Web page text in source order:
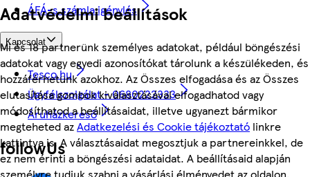
Adatvédelmi beállítások
Mi és 18 partnerünk személyes adatokat, például böngészési
adatokat vagy egyedi azonosítókat tárolunk a készülékeden, és
hozzáférhetünk azokhoz. Az Összes elfogadása és az Összes
elutasítása gombok kiválasztásával elfogadhatod vagy
módosíthatod a beállításaidat, illetve ugyanezt bármikor
megteheted azAdatkezelési és Cookie tájékoztató linkre
kattintva is. A választásaidat megosztjuk a partnereinkkel, de
ez nem érinti a böngészési adataidat. A beállításaid alapján
személyre tudjuk szabni a vásárlási élményedet az oldalon.
ÁFÁ-s számla igénylés
Kapcsolat
Tesco.hu
Ügyfélszolgálat - 0680222333
Áruházkereső
followUs